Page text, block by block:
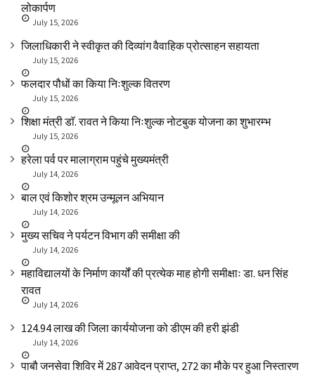
लोकार्पण
July 15, 2026
जिलाधिकारी ने स्वीकृत की दिव्यांग वैवाहिक प्रोत्साहन सहायता
July 15, 2026
फलदार पौधों का किया निःशुल्क वितरण
July 15, 2026
शिक्षा मंत्री डाॅ. रावत ने किया निःशुल्क नोटबुक योजना का शुभारम्भ
July 15, 2026
हरेला पर्व पर मालाग्राम पहुंचे मुख्यमंत्री
July 14, 2026
बाल एवं किशोर श्रम उन्मूलन अभियान
July 14, 2026
मुख्य सचिव ने पर्यटन विभाग की समीक्षा की
July 14, 2026
महाविद्यालयों के निर्माण कार्यों की प्रत्येक माह होगी समीक्षाः डा. धन सिंह
रावत
July 14, 2026
₹124.94 लाख की जिला कार्ययोजना को डीएम की हरी झंडी
July 14, 2026
पाबौ जनसेवा शिविर में 287 आवेदन प्राप्त, 272 का मौके पर हुआ निस्तारण